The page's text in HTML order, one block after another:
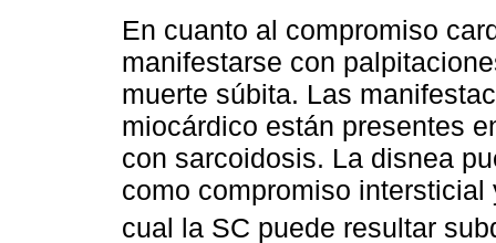
En cuanto al compromiso
manifestarse con
muerte súbita. Las
miocárdico están presentes
con sarcoidosis. La disnea
como compromiso
cual la SC puede resultar